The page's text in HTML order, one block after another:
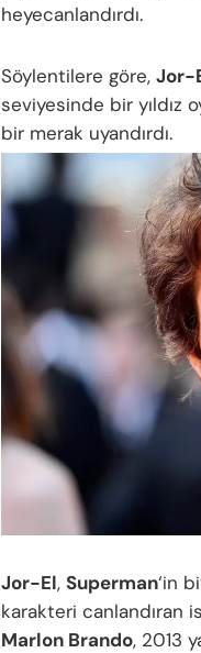
heyecanlandırdı.
Söylentilere göre, Jor-
seviyesinde bir yıldız
bir merak uyandırdı.
Jor-El, Superman‘in
karakteri canlandıran
Marlon Brando, 2013